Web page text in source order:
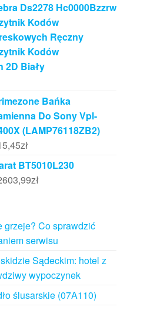
Ds2278 Hc0000Bzzrw
Kodów
Ręczny
Kodów
2D Biały
Bańka
Do Sony Vpl-
(LAMP76118ZB2)
zł
BT5010L230
zł
grzeje? Co sprawdzić
serwisu
Sądeckim: hotel z
wypoczynek
ślusarskie (07A110)